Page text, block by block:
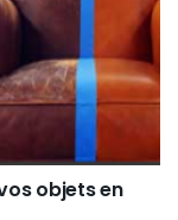
objets en